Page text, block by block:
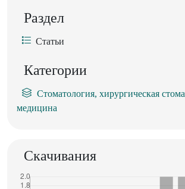
Раздел
Статьи
Категории
Стоматология, хирургическая
медицина
Скачивания